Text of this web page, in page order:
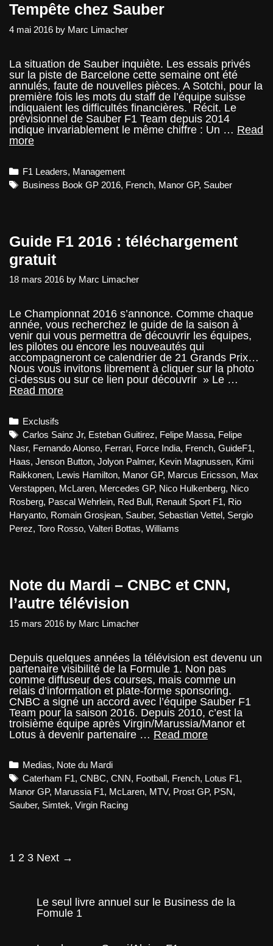
Tempête chez Sauber
4 mai 2016 by Marc Limacher
La situation de Sauber inquiète. Les essais privés
sur la piste de Barcelone cette semaine ont été
annulés, faute de nouvelles pièces. A Sotchi, pour la
première fois les mots du staff de l’équipe suisse
indiquaient les difficultés financières. Récit. Le
prévisionnel de Sauber F1 Team depuis 2014
indique invariablement le même chiffre : Un … Read
moreTempête
Categories
F1 Leaders, Management
Tags
Business Book GP 2016, French, Manor GP, Sauber
Guide F1 2016 : téléchargement
gratuit
18 mars 2016 by Marc Limacher
Le Championnat 2016 s’annonce. Comme chaque
année, vous recherchez le guide de la saison à
venir qui vous permettra de découvrir les équipes,
les pilotes ou encore les nouveautés qui
accompagneront ce calendrier de 21 Grands Prix…
Nous vous invitons librement à cliquer sur la photo
ci-dessus ou sur ce lien pour découvrir » Le …
Read moreGuide
téléchargement
gratuit
Categories
Exclusifs
Tags
Carlos Sainz Jr, Esteban Guitirez, Felipe Massa, Felipe
Nasr, Fernando Alonso, Ferrari, Force India, French, GuideF1,
Haas, Jenson Button, Jolyon Palmer, Kevin Magnussen, Kimi
Raikkonen, Lewis Hamilton, Manor GP, Marcus Ericsson, Max
Verstappen, McLaren, Mercedes GP, Nico Hulkenberg, Nico
Rosberg, Pascal Wehrlein, Red Bull, Renault Sport F1, Rio
Haryanto, Romain Grosjean, Sauber, Sebastian Vettel, Sergio
Perez, Toro Rosso, Valteri Bottas, Williams
Note du Mardi – CNBC et CNN,
l’autre télévision
15 mars 2016 by Marc Limacher
Depuis quelques années la télévision est devenu un
partenaire visibilité de la Formule 1. Non pas
comme diffuseur des courses, mais comme un
relais d’information et plate-forme sponsoring.
CNBC a signé un accord avec l’équipe Sauber F1
Team pour la saison 2016. Depuis 2010, c’est la
troisième équipe après Virgin/Marussia/Manor et
Lotus à devenir partenaire … Read moreNote
CNBC
et
CNN,
Categories
Medias, Note du Mardi
Tags
Caterham F1,CNBC,CNN, Football, French, Lotus F1,
Manor GP, Marussia F1, McLaren, MTV, Prost GP, PSN,
Sauber, Simtek, Virgin Racing
Post
1 2 3 Next →
Le seul livre annuel sur le Business de la
Fomule 1